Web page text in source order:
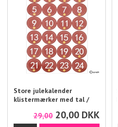
Store julekalender
klistermærker med tal /
29,00 20,00 DKK